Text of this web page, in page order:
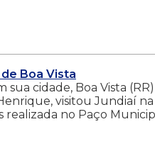
Boa Vista
cidade, Boa Vista
visitou Jundiaí
no Paço